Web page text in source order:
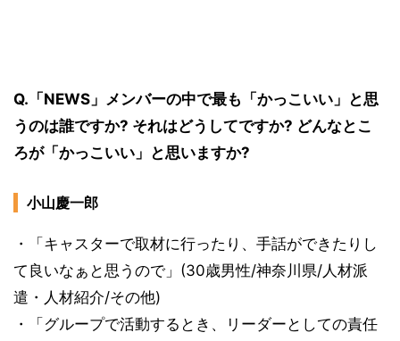
Q.「NEWS」メンバーの中で最も「かっこいい」と思
うのは誰ですか? それはどうしてですか? どんなとこ
ろが「かっこいい」と思いますか?
小山慶一郎
・「キャスターで取材に行ったり、手話ができたりし
て良いなぁと思うので」(30歳男性/神奈川県/人材派
遣・人材紹介/その他)
・「グループで活動するとき、リーダーとしての責任